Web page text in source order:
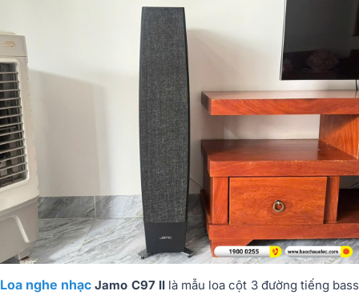
Loa nghe nhạc Jamo C97 IIlà mẫu loa cột 3 đường tiếng bass